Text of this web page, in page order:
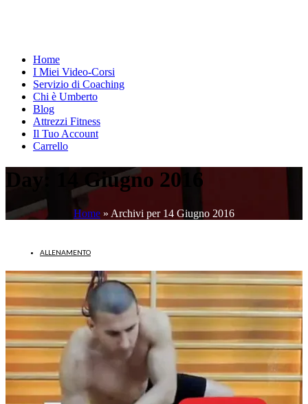
Home
I Miei Video-Corsi
Servizio di Coaching
Chi è Umberto
Blog
Attrezzi Fitness
Il Tuo Account
Carrello
Day: 14 Giugno 2016
Home » Archivi per 14 Giugno 2016
ALLENAMENTO